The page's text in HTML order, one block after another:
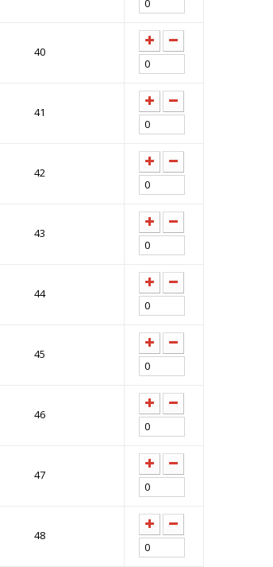
40
41
42
43
44
45
46
47
48